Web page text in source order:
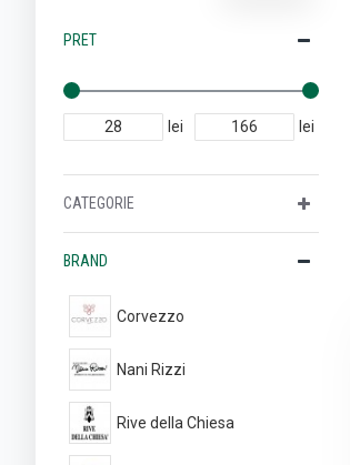
PRET
lei lei
BRAND
Corvezzo
Nani Rizzi
Rive della Chiesa
CATEGORIE